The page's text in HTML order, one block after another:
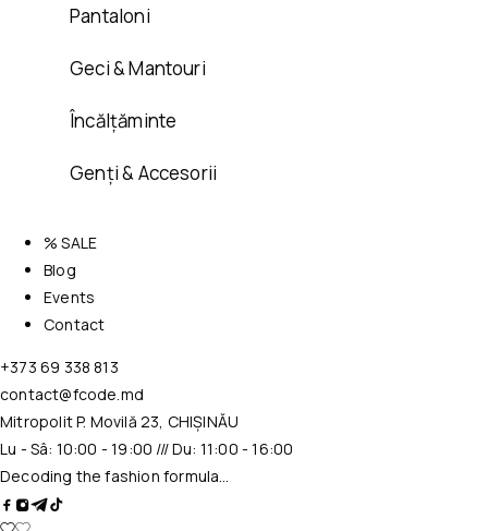
Pantaloni
Geci & Mantouri
Încălțăminte
Genți & Accesorii
% SALE
Blog
Events
Contact
+373 69 338 813
contact@fcode.md
Mitropolit P. Movilă 23, CHIȘINĂU
Lu - Sâ: 10:00 - 19:00 /// Du: 11:00 - 16:00
Decoding the fashion formula…